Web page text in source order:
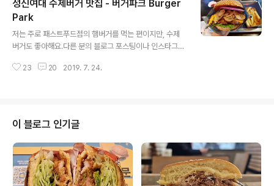
버거 광화문점이에요.지점은 다르지만, MBC 전지적참견
시점 이라는 프로그램의 박성광 편에 나왔다고 해요. 참고 :
서울시청/청계광장 수제버거 맛집 - 바스버거 광화문점 바
스버거 1호점으로, 광화문점이라고는 하지만 청계천과 서
걸어서 10분, 1호선 시청역 4번 출구에서는 7-8분 정도
성신여대 수제버거 맛집 - 버거파크 Burger
Park
저는 주로 패스트푸드점의 햄버거를 먹는 편이지만, 수제
버거도 좋아해요.다른 분의 블로그 포스팅이나 인스타그램
기회 되면 가기도 하고요.제가 사는 곳 인근에는 수제버거
'버거파크' 예요. 제가 다녀온 수제버거집은 성신여대에 있
는 '버거 파크 Burger Park' 예요.버거파크는 성신여대와
혜화, 이렇게 지점이 2군데가 있는데, 성신여대에 위치한
지점이 본점으로 알고 있어요.4호선과 우이신설역 성신여
대입구역 1번 출구에서 걸어서 5-6분 정도 걸려요.영업시
간은 월요일부터 금요일까지는 오전..
23 20 2019. 7. 24.
이 블로그 인기글